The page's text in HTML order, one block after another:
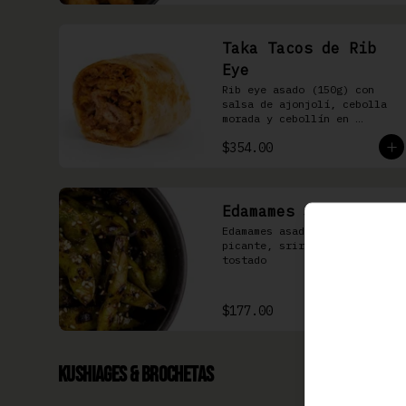
Taka Tacos de Rib
Eye
Rib eye asado (150g) con
salsa de ajonjolí, cebolla
morada y cebollín en
$354.00
Edamames Spicy
Edamames asados, soya
picante, sriracha & ajonjolí
tostado
$177.00
Kushiages & Brochetas